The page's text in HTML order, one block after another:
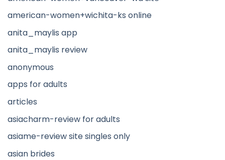
american-women+wichita-ks online
anita_maylis app
anita_maylis review
anonymous
apps for adults
articles
asiacharm-review for adults
asiame-review site singles only
asian brides